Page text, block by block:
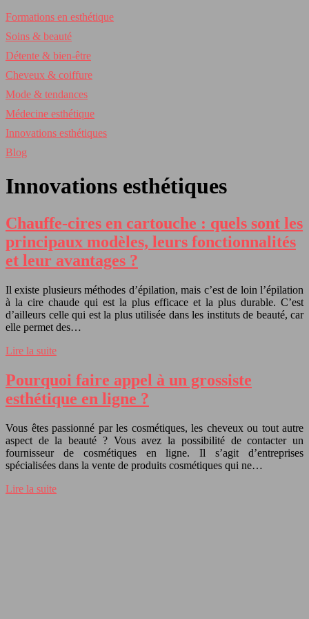
Formations en esthétique
Soins & beauté
Détente & bien-être
Cheveux & coiffure
Mode & tendances
Médecine esthétique
Innovations esthétiques
Blog
Innovations esthétiques
Chauffe-cires en cartouche : quels sont les
principaux modèles, leurs fonctionnalités
et leur avantages ?
Il existe plusieurs méthodes d’épilation, mais c’est de loin l’épilation
à la cire chaude qui est la plus efficace et la plus durable. C’est
d’ailleurs celle qui est la plus utilisée dans les instituts de beauté, car
elle permet des…
Lire la suite
Pourquoi faire appel à un grossiste
esthétique en ligne ?
Vous êtes passionné par les cosmétiques, les cheveux ou tout autre
aspect de la beauté ? Vous avez la possibilité de contacter un
fournisseur de cosmétiques en ligne. Il s’agit d’entreprises
spécialisées dans la vente de produits cosmétiques qui ne…
Lire la suite